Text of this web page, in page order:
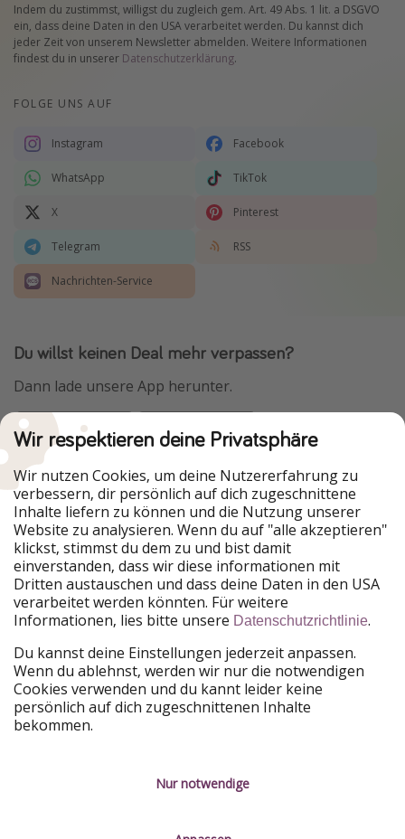
Indem du zustimmst, willigst du zugleich gem. Art. 49 Abs. 1 lit. a DSGVO
ein, dass deine Daten in den USA verarbeitet werden. Du kannst dich
jeder Zeit von unserem Newsletter abmelden. Weitere Informationen
findest du in unserer Datenschutzerklärung.
FOLGE UNS AUF
Instagram Facebook
WhatsApp TikTok
X Pinterest
Telegram RSS
Nachrichten-Service
Du willst keinen Deal mehr verpassen?
Dann lade unsere App herunter.
Urlaubspiraten ist Teil der HolidayPirates Group
Unsere Märkte
PiratinViaggio
HolidayPirates
VakantiePiraten
WakacyjniPiraci
VoyagesPirates
Ferienpiraten
Urlaubspiraten
ViajerosPiratas
TravelPirates
HolidayPirates Group
Lerne uns kennen
Über uns
Rechtliches
Wir respektieren deine Privatsphäre
Wir nutzen Cookies, um deine Nutzererfahrung zu
verbessern, dir persönlich auf dich zugeschnittene
Inhalte liefern zu können und die Nutzung unserer
Website zu analysieren. Wenn du auf "alle akzeptieren"
klickst, stimmst du dem zu und bist damit
einverstanden, dass wir diese informationen mit
Dritten austauschen und dass deine Daten in den USA
verarbeitet werden könnten. Für weitere
Informationen, lies bitte unsere Datenschutzrichtlinie.
Du kannst deine Einstellungen jederzeit anpassen.
Wenn du ablehnst, werden wir nur die notwendigen
Cookies verwenden und du kannt leider keine
persönlich auf dich zugeschnittenen Inhalte
bekommen.
Nur notwendige